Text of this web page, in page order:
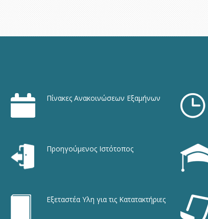
Πίνακες Ανακοινώσεων Εξαμήνων
Προηγούμενος Ιστότοπος
Εξεταστέα Υλη για τις Κατατακτήριες